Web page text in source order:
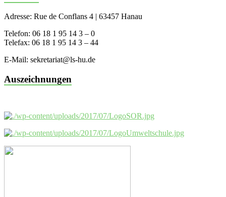
Adresse: Rue de Conflans 4 | 63457 Hanau
Telefon: 06 18 1 95 14 3 – 0
Telefax: 06 18 1 95 14 3 – 44
E-Mail: sekretariat@ls-hu.de
Auszeichnungen